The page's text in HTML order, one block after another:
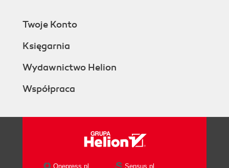
Twoje Konto
Księgarnia
Wydawnictwo Helion
Współpraca
Onepress.pl Sensus.pl